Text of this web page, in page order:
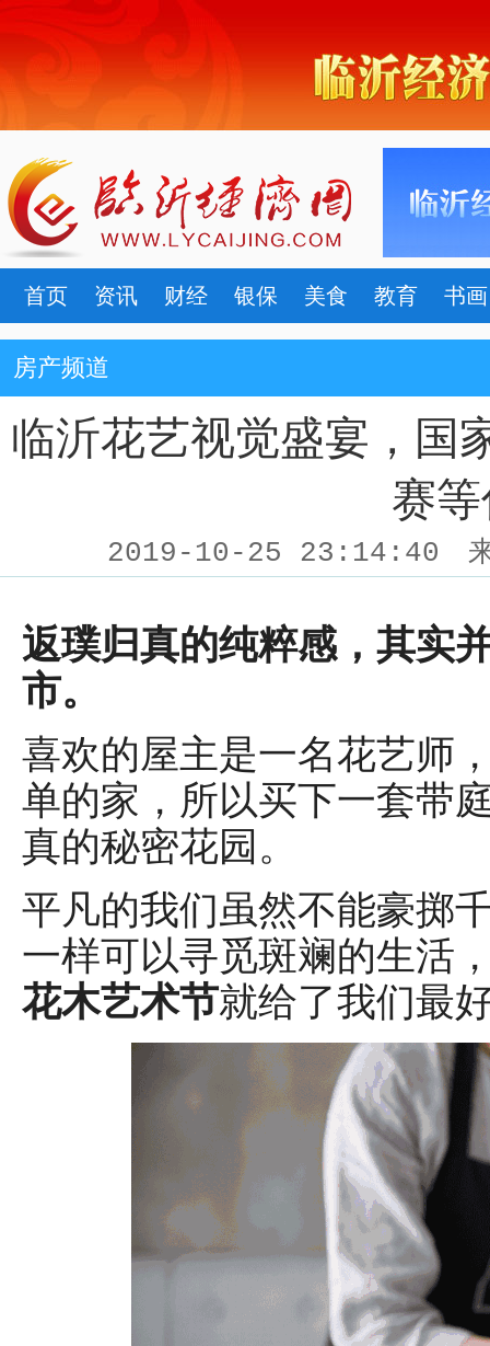
首页 资讯 财经 银保 美食 教育 书画
房产频道
临沂花艺视觉盛宴，国
赛
2019-10-25 23:14:40
返璞归真的纯粹感，其实
市。
喜欢的屋主是一名花艺师
单的家，所以买下一套带
真的秘密花园。
平凡的我们虽然不能豪掷
一样可以寻觅斑斓的生活
花木艺术节就给了我们最